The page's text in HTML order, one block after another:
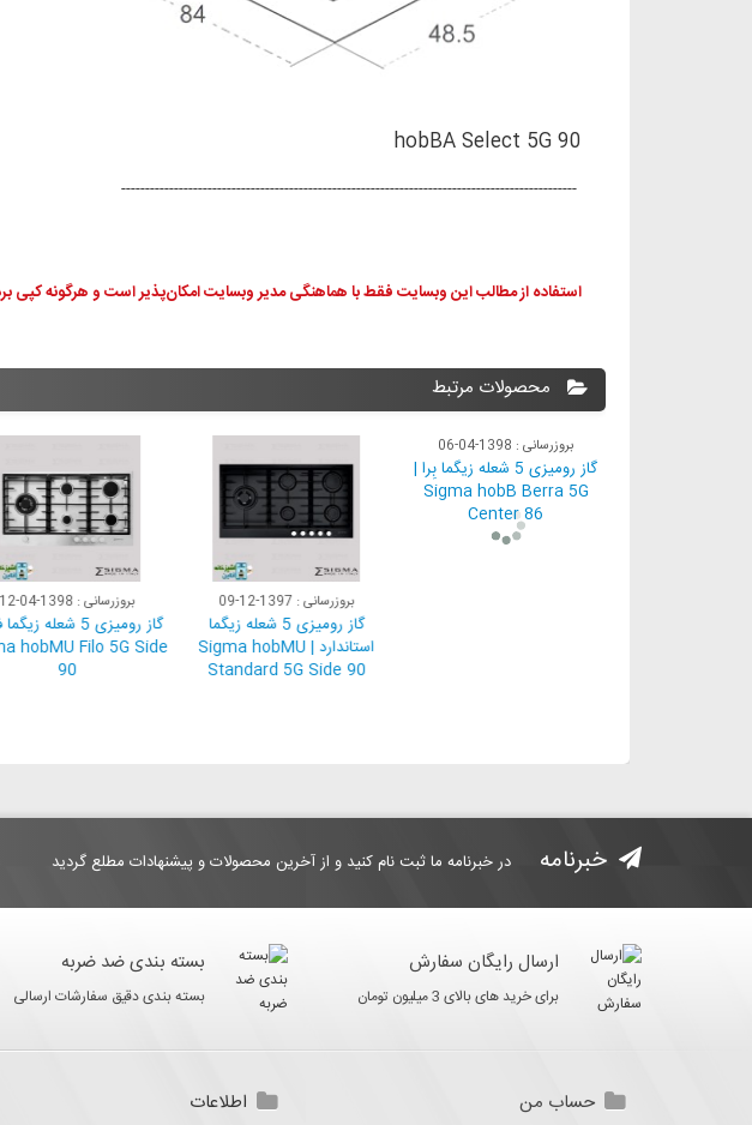
hobBA Select 5G 90
-----------------------------------------------------------------------------------------------
استفاده از مطالب این وبسایت فقط با هماهنگی مدیر وبسایت امکان‌پذیر است و هرگونه کپی
محصولات مرتبط
بروزرسانی : 1398-04-12
گاز رومیزی 5 شعله
hobMU Filo 5G Side
90
بروزرسانی : 1397-12-09
گاز رومیزی 5 شعله زیگما
استاندارد | Sigma hobMU
Standard 5G Side 90
بروزرسانی : 1398-04-06
گاز رومیزی 5 شعله زیگما بِرا |
Sigma hobB Berra 5G
Center 86
خبرنامه در خبرنامه ما ثبت نام کنید و از آخرین محصولات و پیشنهادات مطلع گردید
ارسال رایگان سفارش
برای خرید های بالای 3 میلیون تومان
بسته بندی ضد ضربه
بسته بندی دقیق سفارشات ارسالی
حساب من اطلاعات